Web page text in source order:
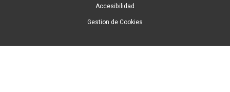
Accesibilidad
Gestion de Cookies